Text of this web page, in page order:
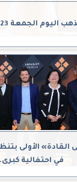
الجمعة 23 فبراير 2024
القادة» الأولى
في احتفالية